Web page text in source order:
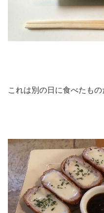
これは別の日に食べたも